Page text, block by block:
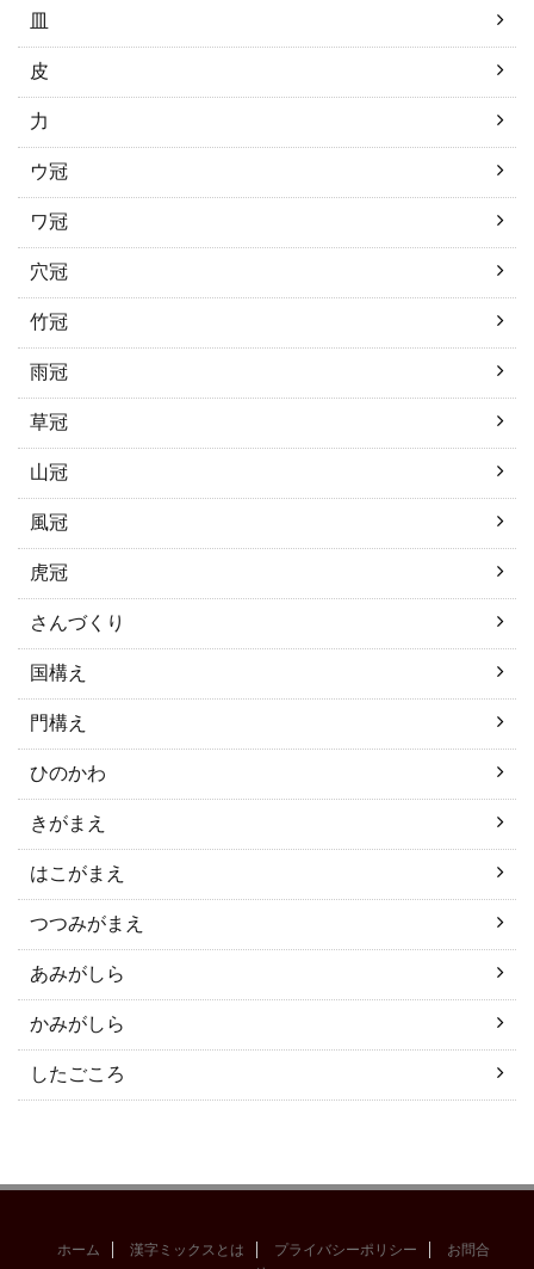
皿
皮
力
ウ冠
ワ冠
穴冠
竹冠
雨冠
草冠
山冠
風冠
虎冠
さんづくり
国構え
門構え
ひのかわ
きがまえ
はこがまえ
つつみがまえ
あみがしら
かみがしら
したごころ
ホーム 漢字ミックスとは プライバシーポリシー
お問合